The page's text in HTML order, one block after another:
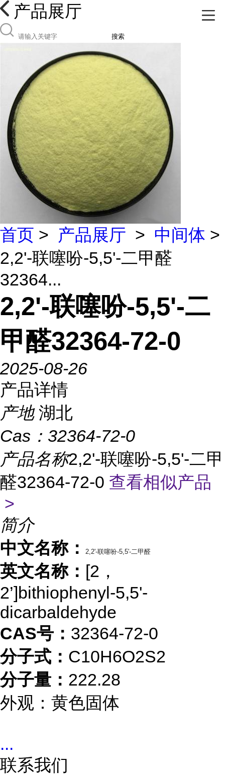
产品展厅
搜索
首页 > 产品展厅 > 中间体 >
2,2'-联噻吩-5,5'-二甲醛
32364...
2,2'-联噻吩-5,5'-二
甲醛32364-72-0
2025-08-26
产品详情
产地 湖北
Cas： 32364-72-0
产品名称2,2'-联噻吩-5,5'-二甲
醛32364-72-0 查看相似产品
>
简介
中文名称：
2,2'-联噻吩-5,5'-二甲醛
英文名称： [2，
2’]bithiophenyl-5,5'-
dicarbaldehyde
CAS号： 32364-72-0
分子式： C10H6O2S2
分子量： 222.28
外观：黄色固体
...
联系我们